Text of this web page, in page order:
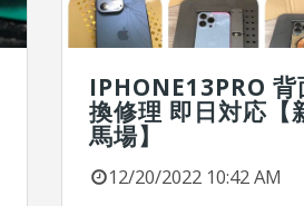
IPHONE13PRO
換修理 即日対応【
馬場】
12/20/2022 10:42 AM